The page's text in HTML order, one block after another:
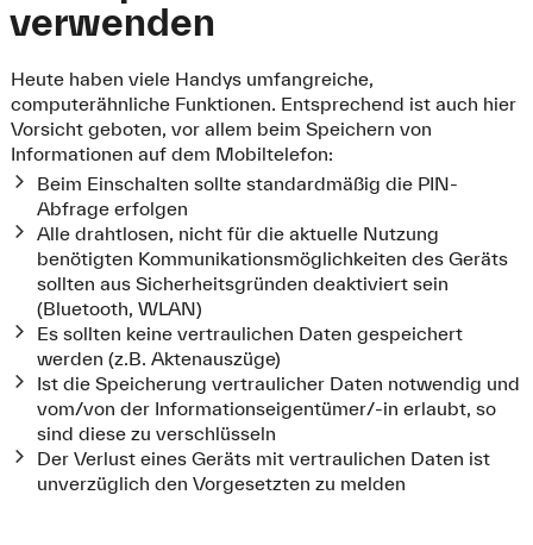
verwenden
Heute haben viele Handys umfangreiche,
computerähnliche Funktionen. Entsprechend ist auch hier
Vorsicht geboten, vor allem beim Speichern von
Informationen auf dem Mobiltelefon:
Beim Einschalten sollte standardmäßig die PIN-
Abfrage erfolgen
Alle drahtlosen, nicht für die aktuelle Nutzung
benötigten Kommunikationsmöglichkeiten des Geräts
sollten aus Sicherheitsgründen deaktiviert sein
(Bluetooth, WLAN)
Es sollten keine vertraulichen Daten gespeichert
werden (z.B. Aktenauszüge)
Ist die Speicherung vertraulicher Daten notwendig und
vom/von der Informationseigentümer/-in erlaubt, so
sind diese zu verschlüsseln
Der Verlust eines Geräts mit vertraulichen Daten ist
unverzüglich den Vorgesetzten zu melden